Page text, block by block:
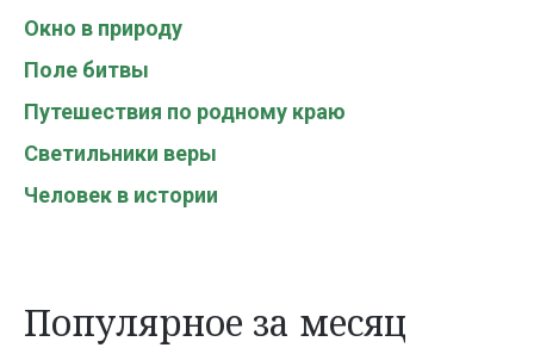
Окно в природу
Поле битвы
Путешествия по родному краю
Светильники веры
Человек в истории
Популярное за месяц